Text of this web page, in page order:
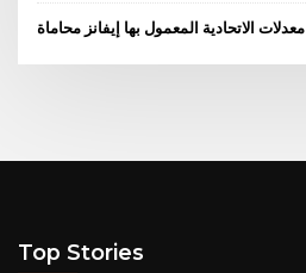
معدلات الاتحادية المعمول بها إيفانز محاماة
Top Stories